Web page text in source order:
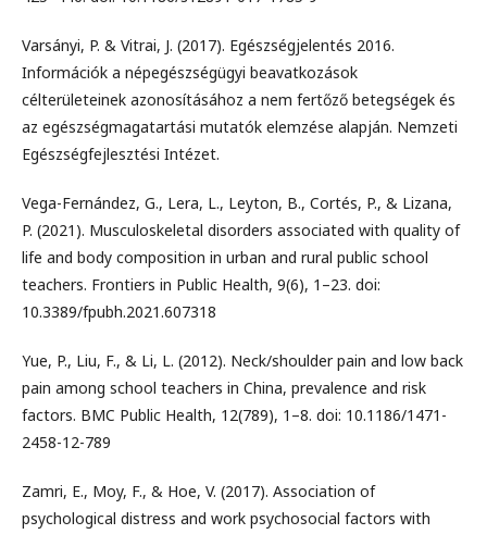
Varsányi, P. & Vitrai, J. (2017). Egészségjelentés 2016.
Információk a népegészségügyi beavatkozások
célterületeinek azonosításához a nem fertőző betegségek és
az egészségmagatartási mutatók elemzése alapján. Nemzeti
Egészségfejlesztési Intézet.
Vega-Fernández, G., Lera, L., Leyton, B., Cortés, P., & Lizana,
P. (2021). Musculoskeletal disorders associated with quality of
life and body composition in urban and rural public school
teachers. Frontiers in Public Health, 9(6), 1–23. doi:
10.3389/fpubh.2021.607318
Yue, P., Liu, F., & Li, L. (2012). Neck/shoulder pain and low back
pain among school teachers in China, prevalence and risk
factors. BMC Public Health, 12(789), 1–8. doi: 10.1186/1471-
2458-12-789
Zamri, E., Moy, F., & Hoe, V. (2017). Association of
psychological distress and work psychosocial factors with